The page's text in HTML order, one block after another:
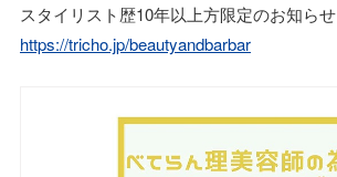
スタイリスト歴10年以上方限定のお知らせ
https://tricho.jp/beautyandbarbar